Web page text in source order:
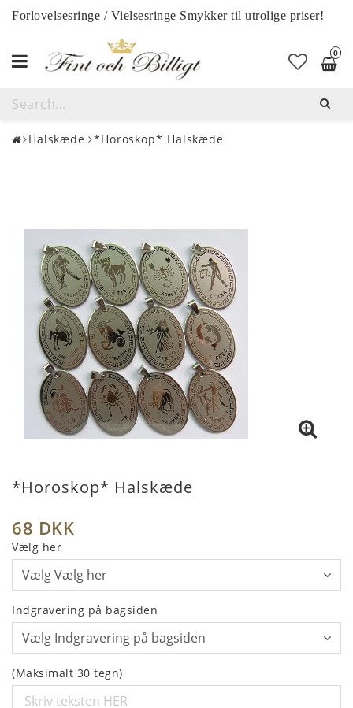
Forlovelsesringe / Vielsesringe Smykker til utrolige priser!
0
Toggle
navigation
Halskæde *Horoskop* Halskæde
*Horoskop* Halskæde
68 DKK
Vælg her
Indgravering på bagsiden
(Maksimalt 30 tegn)